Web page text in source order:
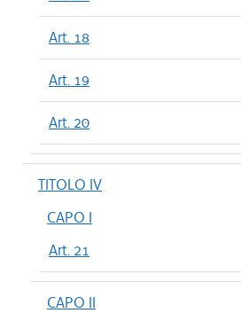
Art. 18
Art. 19
Art. 20
TITOLO IV
CAPO I
Art. 21
CAPO II